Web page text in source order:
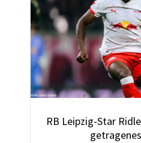
RB Leipzig-Star